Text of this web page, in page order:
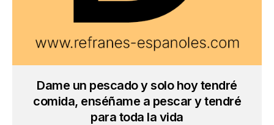
Dame un pescado y solo hoy tendré
comida, enséñame a pescar y tendré
para toda la vida